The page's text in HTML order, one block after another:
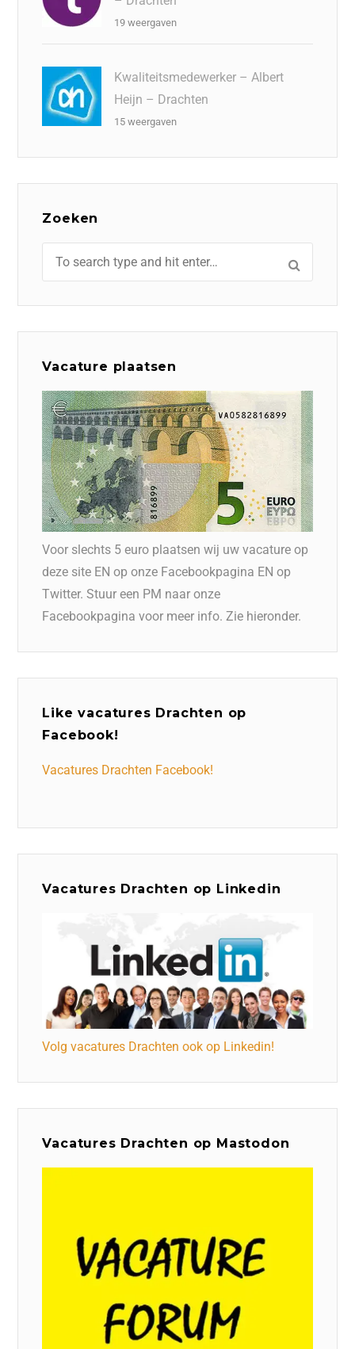
19 weergaven
Kwaliteitsmedewerker – Albert
Heijn – Drachten
15 weergaven
Zoeken
Vacature plaatsen
Voor slechts 5 euro plaatsen wij uw vacature op
deze site EN op onze Facebookpagina EN op
Twitter. Stuur een PM naar onze
Facebookpagina voor meer info. Zie hieronder.
Like vacatures Drachten op
Facebook!
Vacatures Drachten Facebook!
Vacatures Drachten op Linkedin
Volg vacatures Drachten ook op Linkedin!
Vacatures Drachten op Mastodon